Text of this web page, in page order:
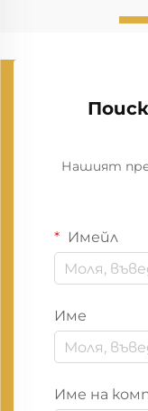
Нашият
Имейл
Име
Име на